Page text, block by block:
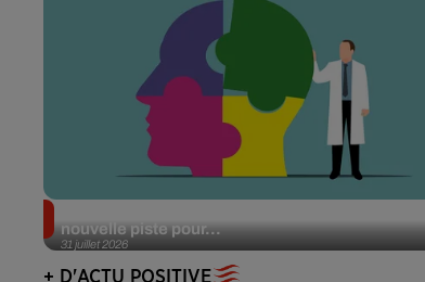
31 juillet 2026
nouvelle piste pour...
+ D'ACTU POSITIVE